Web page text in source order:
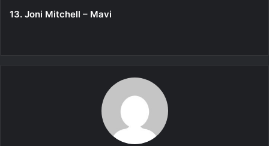
13. Joni Mitchell – Mavi